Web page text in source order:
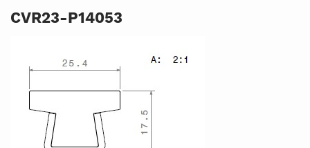
CVR23-P14053